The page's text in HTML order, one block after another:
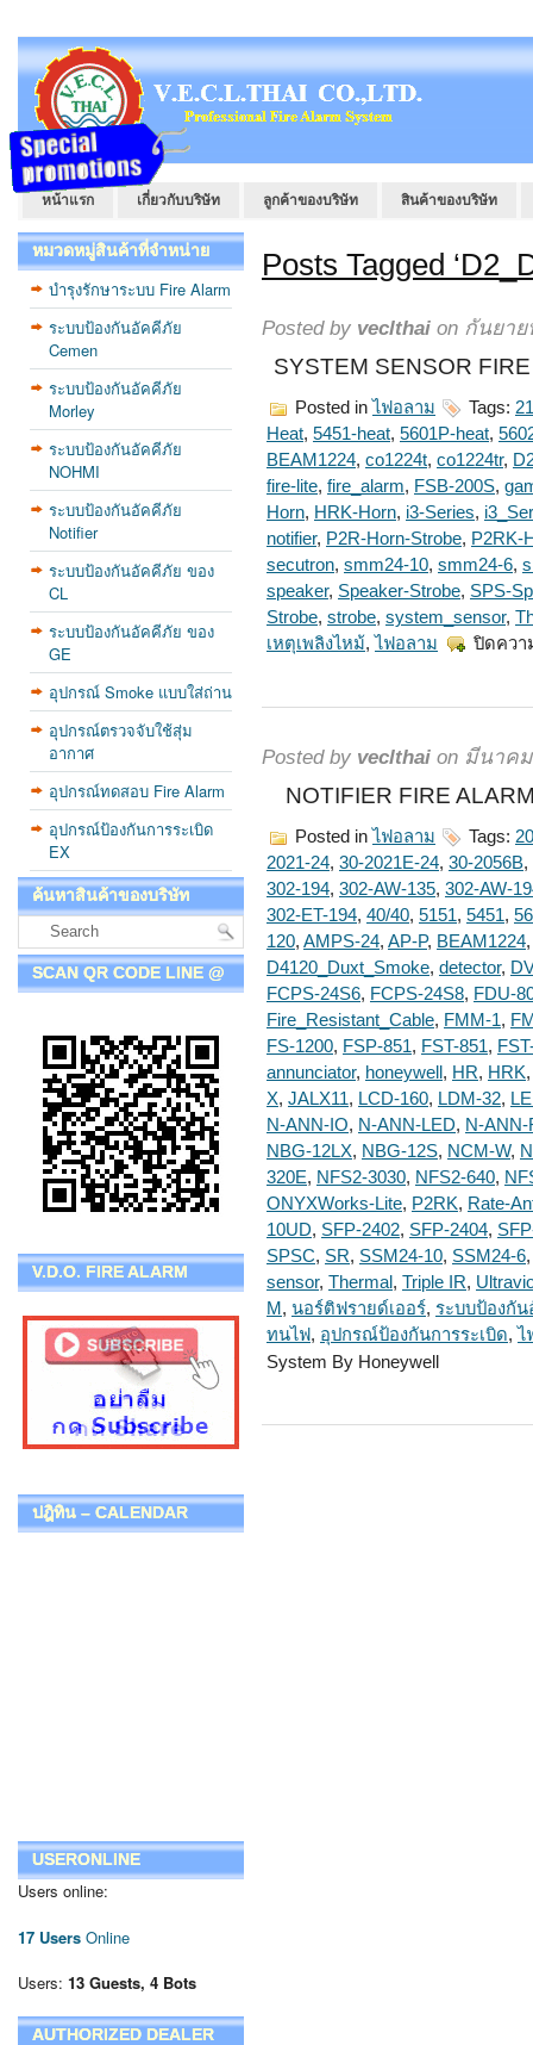
หน้าแรก เกี่ยวกับบริษัท ลูกค้าของบริษัท สินค้าของบริษัท
หมวดหมู่สินค้าที่จำหน่าย
บำรุงรักษาระบบ Fire Alarm
ระบบป้องกันอัคคีภัย
Cemen
ระบบป้องกันอัคคีภัย
Morley
ระบบป้องกันอัคคีภัย
NOHMI
ระบบป้องกันอัคคีภัย
Notifier
ระบบป้องกันอัคคีภัย ของ
CL
ระบบป้องกันอัคคีภัย ของ
GE
อุปกรณ์ Smoke แบบใส่ถ่าน
อุปกรณ์ตรวจจับใช้สุ่ม
อากาศ
อุปกรณ์ทดสอบ Fire Alarm
อุปกรณ์ป้องกันการระเบิด
EX
ค้นหาสินค้าของบริษัท
SCAN QR CODE LINE @
V.D.O. FIRE ALARM
ปฎิทิน – CALENDAR
USERONLINE
Users online:
17 Users Online
Users: 13 Guests, 4 Bots
AUTHORIZED DEALER
Posts Tagged
Posted by veclthai on กันยาย
SYSTEM SENSOR
Posted in ไฟอลาม Tags:
Heat, 5451-heat, 5601P-heat,
BEAM1224, co1224t, co1224tr,
fire-lite, fire_alarm, FSB-200S,
Horn, HRK-Horn, i3-Series,
notifier, P2R-Horn-Strobe, P2RK-
secutron, smm24-10, smm24-6,
speaker, Speaker-Strobe, SPS-
Strobe, strobe, system_sensor,
เหตุเพลิงไหม้, ไฟอลาม ปิดควา
Posted by veclthai on มีนาคม
NOTIFIER FIRE
Posted in ไฟอลาม Tags:
2021-24, 30-2021E-24, 30-2056B,
302-194, 302-AW-135, 302-AW-
302-ET-194, 40/40, 5151, 5451,
120, AMPS-24, AP-P, BEAM1224
D4120_Duxt_Smoke, detector,
FCPS-24S6, FCPS-24S8, FDU-
Fire_Resistant_Cable, FMM-1,
FS-1200, FSP-851, FST-851,
annunciator, honeywell , HR, HRK
X, JALX11, LCD-160, LDM-32,
N-ANN-IO, N-ANN-LED, N-ANN-
NBG-12LX, NBG-12S, NCM-W,
320E, NFS2-3030, NFS2-640,
ONYXWorks-Lite, P2RK, Rate-
10UD, SFP-2402, SFP-2404,
SPSC, SR, SSM24-10, SSM24-6
sensor, Thermal, Triple IR,
M , นอร์ติฟรายด์เออร์, ระบบป้องกั
ทนไฟ, อุปกรณ์ป้องกันการระเบิด, ไ
System By Honeywell